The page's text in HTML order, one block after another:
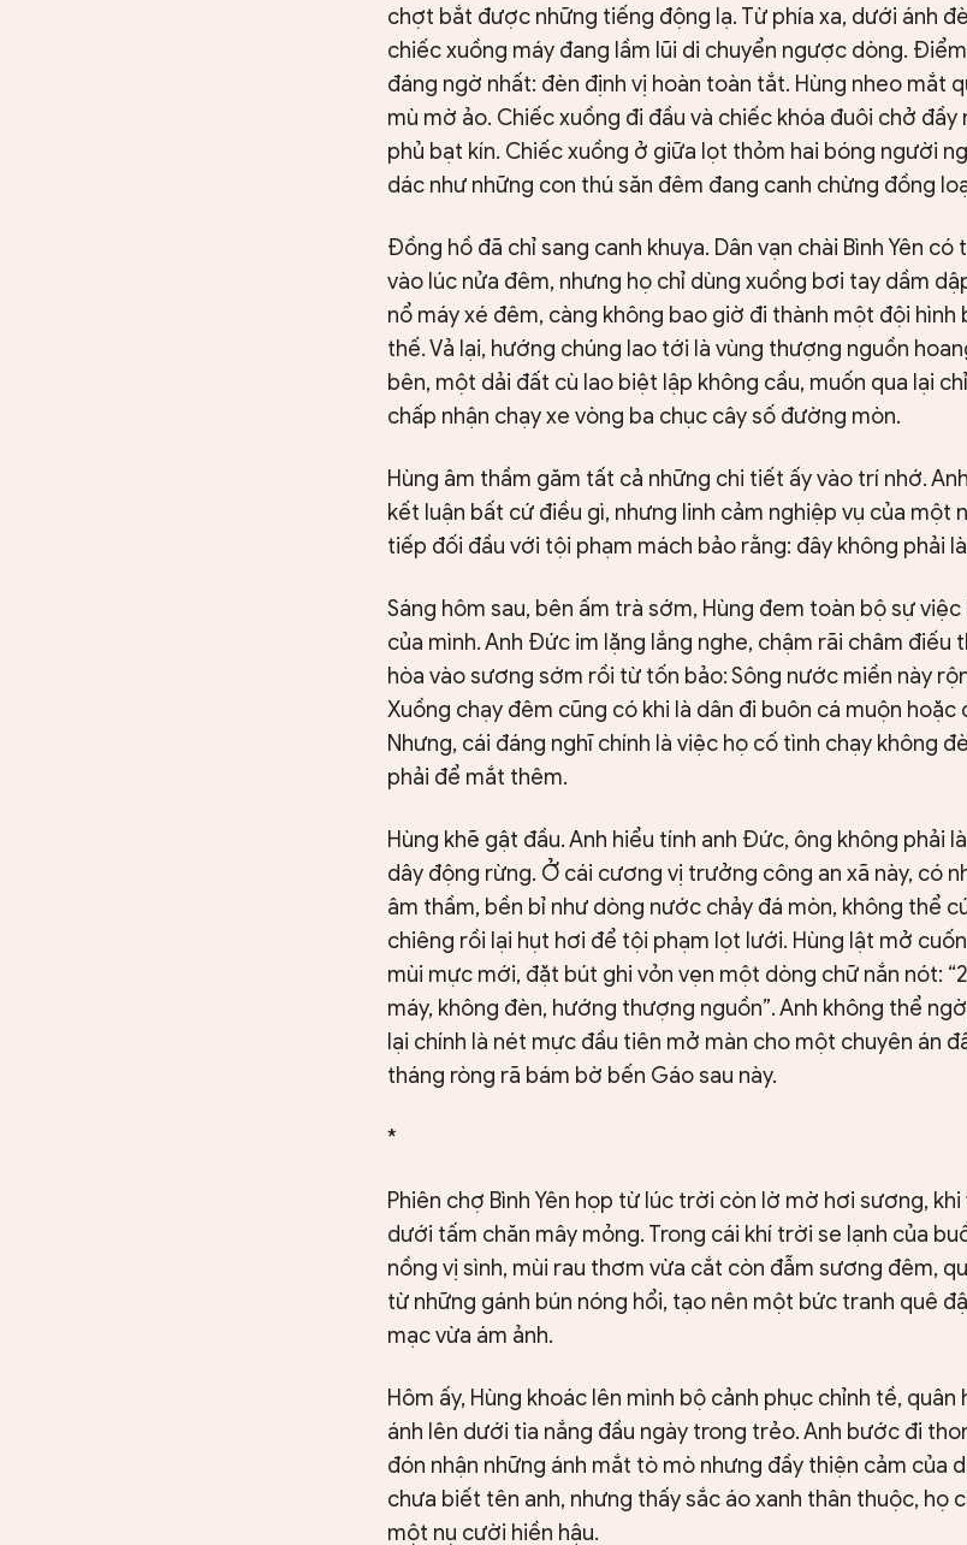
chợt bắt được những tiếng động lạ. Từ phía xa, dưới ánh
chiếc xuồng máy đang lầm lũi di chuyển ngược dòng.
đáng ngờ nhất: đèn định vị hoàn toàn tắt. Hùng nheo mắt
mù mờ ảo. Chiếc xuồng đi đầu và chiếc khóa đuôi chở đầy
phủ bạt kín. Chiếc xuồng ở giữa lọt thỏm hai bóng người
dác như những con thú săn đêm đang canh chừng đồng
Đồng hồ đã chỉ sang canh khuya. Dân vạn chài Bình Yên
vào lúc nửa đêm, nhưng họ chỉ dùng xuồng bơi tay dầm
nổ máy xé đêm, càng không bao giờ đi thành một đội
thế. Vả lại, hướng chúng lao tới là vùng thượng nguồn
bên, một dải đất cù lao biệt lập không cầu, muốn qua lại
chấp nhận chạy xe vòng ba chục cây số đường mòn.
Hùng âm thầm găm tất cả những chi tiết ấy vào trí nhớ.
kết luận bất cứ điều gì, nhưng linh cảm nghiệp vụ của một
tiếp đối đầu với tội phạm mách bảo rằng: đây không phải
Sáng hôm sau, bên ấm trà sớm, Hùng đem toàn bộ sự
của mình. Anh Đức im lặng lắng nghe, chậm rãi châm điếu
hòa vào sương sớm rồi từ tốn bảo: Sông nước miền này
Xuồng chạy đêm cũng có khi là dân đi buôn cá muộn hoặc
Nhưng, cái đáng nghĩ chính là việc họ cố tình chạy không
phải để mắt thêm.
Hùng khẽ gật đầu. Anh hiểu tính anh Đức, ông không phải
dây động rừng. Ở cái cương vị trưởng công an xã này, có
âm thầm, bền bỉ như dòng nước chảy đá mòn, không thể
chiêng rồi lại hụt hơi để tội phạm lọt lưới. Hùng lật mở
mùi mực mới, đặt bút ghi vỏn vẹn một dòng chữ nắn nót:
máy, không đèn, hướng thượng nguồn”. Anh không thể
lại chính là nét mực đầu tiên mở màn cho một chuyên án
tháng ròng rã bám bờ bến Gáo sau này.
*
Phiên chợ Bình Yên họp từ lúc trời còn lờ mờ hơi sương,
dưới tấm chăn mây mỏng. Trong cái khí trời se lạnh của
nồng vị sình, mùi rau thơm vừa cắt còn đẫm sương đêm,
từ những gánh bún nóng hổi, tạo nên một bức tranh quê
mạc vừa ám ảnh.
Hôm ấy, Hùng khoác lên mình bộ cảnh phục chỉnh tề,
ánh lên dưới tia nắng đầu ngày trong trẻo. Anh bước đi
đón nhận những ánh mắt tò mò nhưng đầy thiện cảm của
chưa biết tên anh, nhưng thấy sắc áo xanh thân thuộc, họ
một nụ cười hiền hậu.